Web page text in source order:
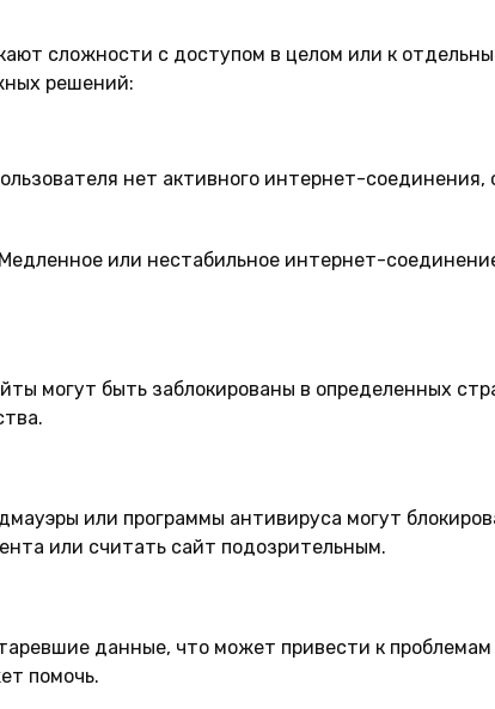
сложности с доступом в целом или к
решений:
нет активного интернет-
Медленное или нестабильное интернет-
могут быть заблокированы в определенных
или программы антивируса могут
или считать сайт подозрительным.
данные, что может привести к
помочь.